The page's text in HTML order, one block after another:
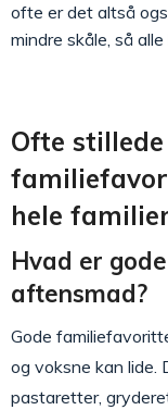
ofte er det altså
mindre skåle, så
Ofte
hele
Hvad er
aftensmad?
Gode
og voksne kan lide.
pastaretter,